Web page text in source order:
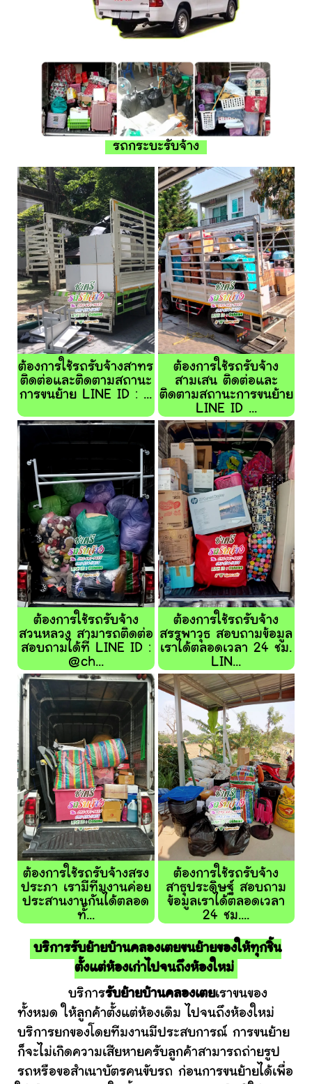
รถกระบะรับจ้าง
ต้องการใช้รถรับจ้างสาทร
ติดต่อและติดตามสถานะ
การขนย้าย LINE ID : ...
ต้องการใช้รถรับจ้าง
สามเสน ติดต่อและ
ติดตามสถานะการขนย้าย
LINE ID ...
ต้องการใช้รถรับจ้าง
สวนหลวง สามารถติดต่อ
สอบถามได้ที่ LINE ID :
@ch...
ต้องการใช้รถรับจ้าง
สรรพาวุธ สอบถามข้อมูล
เราได้ตลอดเวลา 24 ชม.
LIN...
ต้องการใช้รถรับจ้างสรง
ประภา เรามีทีมงานค่อย
ประสานงานกันได้ตลอด
ทั้...
ต้องการใช้รถรับจ้าง
สาธุประดิษฐ์ สอบถาม
ข้อมูลเราได้ตลอดเวลา
24 ชม....
บริการรับย้ายบ้านคลองเตยขนย้ายของให้ทุกชิ้น
ตั้งแต่ห้องเก่าไปจนถึงห้องใหม่
บริการรับย้ายบ้านคลองเตยเราขนของ
ทั้งหมด ให้ลูกค้าตั้งแต่ห้องเดิม ไปจนถึงห้องใหม่
บริการยกของโดยทีมงานมีประสบการณ์ การขนย้าย
ก็จะไม่เกิดความเสียหายครับลูกค้าสามารถถ่ายรูป
รถหรือขอสำเนาบัตรคนขับรถ ก่อนการขนย้ายได้เพื่อ